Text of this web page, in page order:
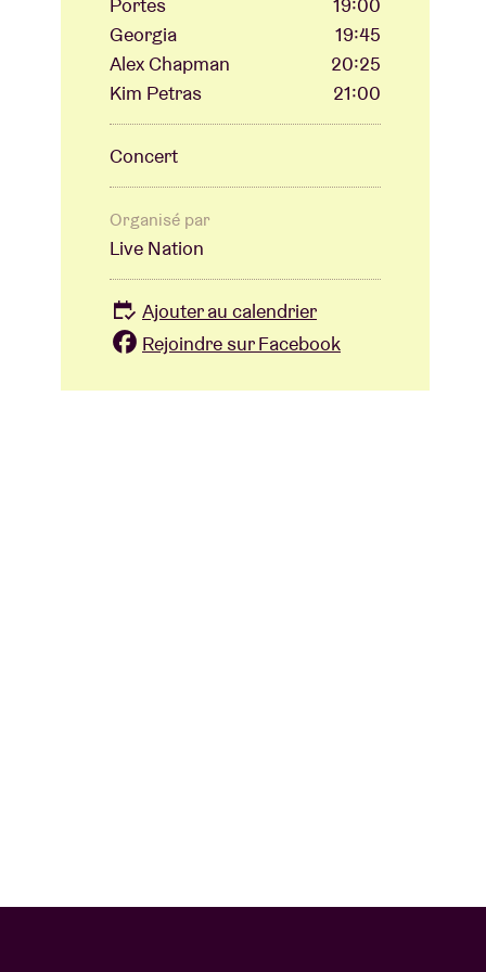
Portes
19:00
Georgia
19:45
Alex Chapman
20:25
Kim Petras
21:00
Concert
Organisé par
Live Nation
Ajouter au calendrier
Rejoindre sur Facebook